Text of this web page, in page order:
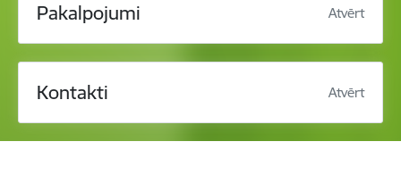
Pakalpojumi Atvērt
Kontakti Atvērt